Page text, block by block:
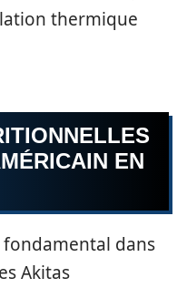
thermique
EN
dans
Akitas